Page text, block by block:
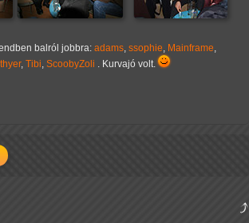
balról jobbra: adams, ssophie, Mainframe,
, Tibi, ScoobyZoli . Kurvajó volt.